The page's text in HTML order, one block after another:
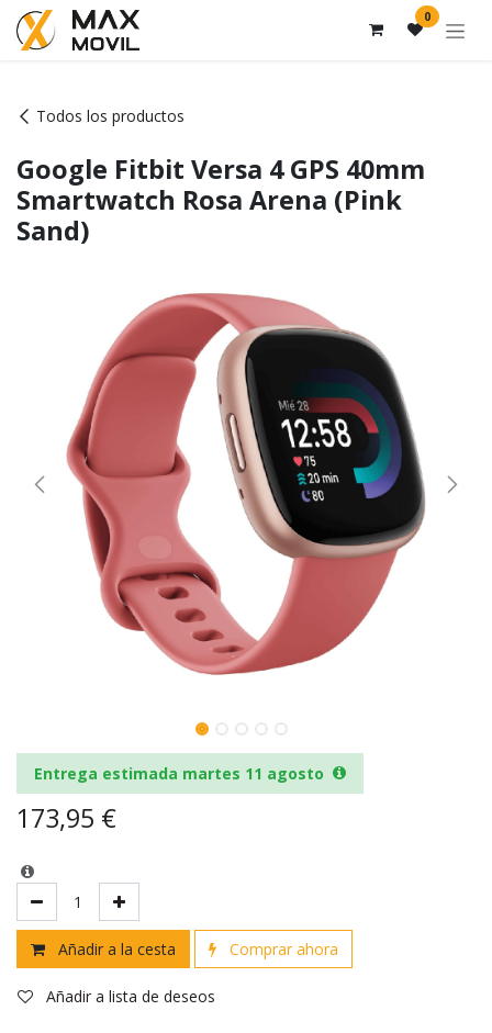
Ir al contenido 0
Todos los productos
Google Fitbit Versa 4 GPS 40mm
Smartwatch Rosa Arena (Pink
Sand)
Entrega estimada martes 11 agosto
173,95 €
Añadir a la cesta Comprar ahora
Añadir a lista de deseos